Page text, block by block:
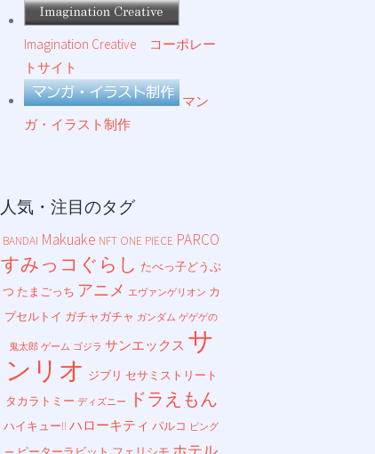
Imagination Creative コーポレー
トサイト
マン
ガ・イラスト制作
人気・注目のタグ
BANDAI Makuake NFT ONE PIECE PARCO
すみっコぐらし たべっ子どうぶ
つ たまごっち アニメ エヴァンゲリオン カ
プセルトイ ガチャガチャ ガンダム ゲゲゲの
鬼太郎 ゲーム ゴジラ サンエックス サ
ンリオ ジブリ セサミストリート
タカラトミー ディズニー ドラえもん
ハイキュー!!ハローキティ パルコ ピング